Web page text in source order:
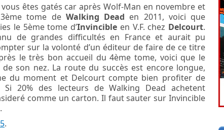
vous êtes gatés car après Wolf-Man en novembre et
tome de Walking Dead en 2011, voici que
le 5ème tome d’Invincible en V.F. chez Delcourt.
de grandes difficultés en France et aurait pu
sur la volonté d’un éditeur de faire de ce titre
le très bon accueil du 4ème tome, voici que le
son nez. La route du succès est encore longue,
du moment et Delcourt compte bien profiter de
Si 20% des lecteurs de Walking Dead achetent
comme un carton. Il faut sauter sur Invincible
.